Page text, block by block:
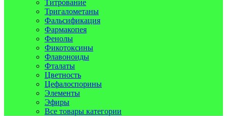
Титрование
Тригалометаны
Фальсификация
Фармакопея
Фенолы
Фикотоксины
Флавоноиды
Фталаты
Цветность
Цефалоспорины
Элементы
Эфиры
Все товары категории